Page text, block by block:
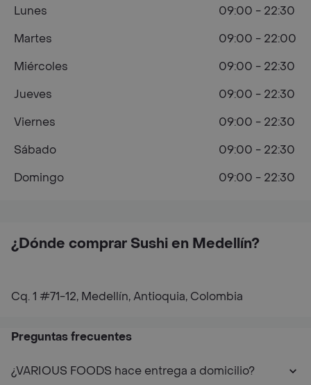
¿Dónde comprar Sushi en Medellín?
Cq. 1 #71-12, Medellín, Antioquia, Colombia
Lunes
09:00 - 22:30
Martes
09:00 - 22:00
Miércoles
09:00 - 22:30
Jueves
09:00 - 22:30
Viernes
09:00 - 22:30
Sábado
09:00 - 22:30
Domingo
09:00 - 22:30
Preguntas frecuentes
¿VARIOUS FOODS hace entrega a domicilio?